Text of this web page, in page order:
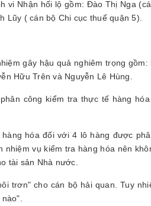
vi Nhận hối lộ gồm: Đào Thị Nga
Lũy ( cán bộ Chi cục thuế quận 5).
gây hậu quả nghiêm trọng gồm:
Hữu Trên và Nguyễn Lê Hùng.
công kiểm tra thực tế hàng
hóa đối với 4 lô hàng được
vụ kiểm tra hàng hóa nên
tài sản Nhà nước.
trơn" cho cán bộ hải quan. Tuy